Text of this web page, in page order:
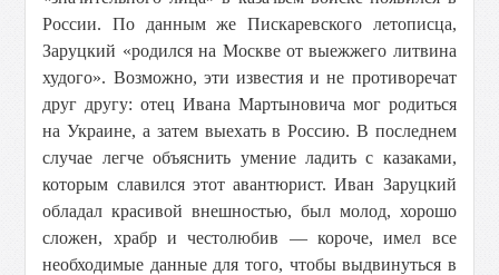
России. По данным же Пискаревского летописца,
Заруцкий «родился на Москве от выежжего литвина
худого». Возможно, эти известия и не противоречат
друг другу: отец Ивана Мартыновича мог родиться
на Украине, а затем выехать в Россию. В последнем
случае легче объяснить умение ладить с казаками,
которым славился этот авантюрист. Иван Заруцкий
обладал красивой внешностью, был молод, хорошо
сложен, храбр и честолюбив — короче, имел все
необходимые данные для того, чтобы выдвинуться в